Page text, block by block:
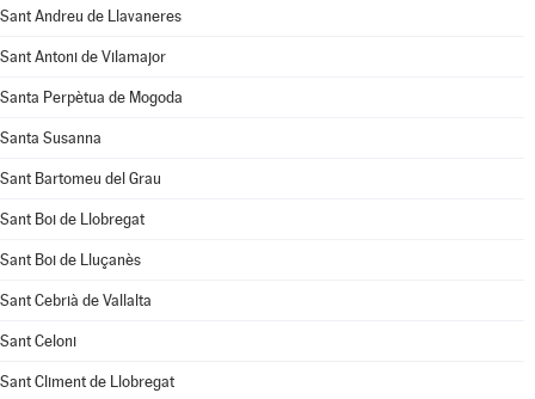
Sant Andreu de Llavaneres
Sant Antoni de Vilamajor
Santa Perpètua de Mogoda
Santa Susanna
Sant Bartomeu del Grau
Sant Boi de Llobregat
Sant Boi de Lluçanès
Sant Cebrià de Vallalta
Sant Celoni
Sant Climent de Llobregat